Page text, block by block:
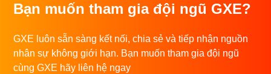
Bạn muốn tham gia đội ngũ GXE?
GXE luôn sẵn sàng kết nối, chia sẻ và tiếp nhận nguồn
nhân sự không giới hạn. Bạn muốn tham gia đội ngũ
cùng GXE hãy liên hệ ngay